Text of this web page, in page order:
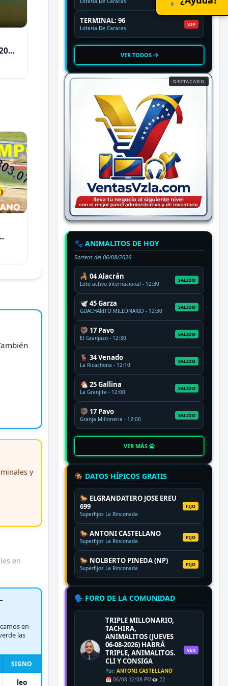
y
en
en
las
SIGNO
leo
TERMINAL: 96
Loteria De Caracas
VIP
VER TODOS
DESTACADO
🐾 ANIMALITOS DE HOY
Sorteos del 06/08/2026
🦂 04 Alacrán
Loto activo Internacional - 12:30
SALIDO
🕊️ 45 Garza
GUACHARITO MILLONARIO - 12:30
SALIDO
🦃 17 Pavo
El Granjazo - 12:30
SALIDO
🦌 34 Venado
La Ricachona - 12:10
SALIDO
🐔 25 Gallina
La Granjita - 12:00
SALIDO
🦃 17 Pavo
Granja Millonaria - 12:00
SALIDO
VER MÁS
🏇 DATOS HÍPICOS GRATIS
🐎 ELGRANDATERO JOSE EREU
699
Superfijos La Rinconada
FIJO
🐎 ANTONI CASTELLANO
Superfijos La Rinconada
FIJO
🐎 NOLBERTO PINEDA (NP)
Superfijos La Rinconada
FIJO
🗣️ FORO DE LA COMUNIDAD
TRIPLE MILLONARIO,
TACHIRA,
ANIMALITOS (JUEVES
06-08-2026) HABRÁ
TRIPLE, ANIMALITOS.
CLI Y CONSIGA
Por: ANTONI CASTELLANO
📅 06/08 12:08 PM👁️ 22
VER